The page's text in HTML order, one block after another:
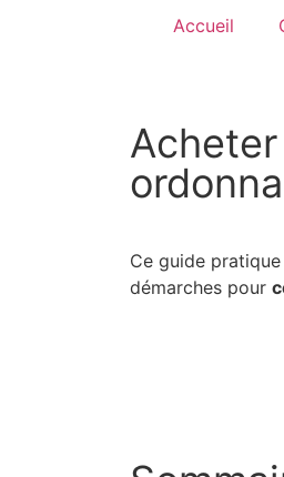
Accueil
Ce guide
démarches pour